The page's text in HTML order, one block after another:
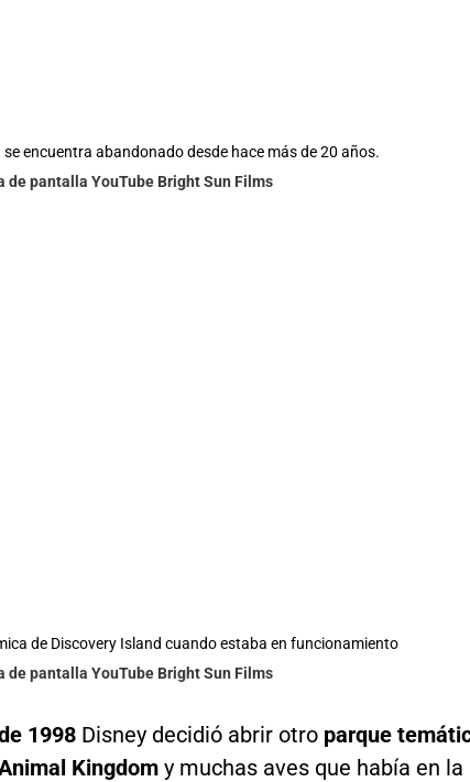
se encuentra abandonado desde hace más de 20 años.
de pantalla YouTube Bright Sun Films
de Discovery Island cuando estaba en funcionamiento
de pantalla YouTube Bright Sun Films
1998 Disney decidió abrir otro parque
Kingdomy muchas aves que había en la